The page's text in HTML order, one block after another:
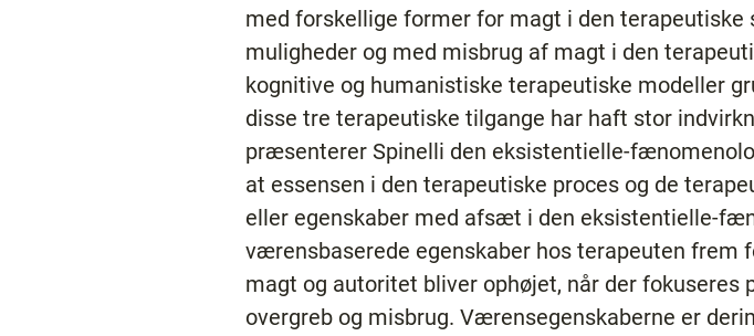
med forskellige former for magt i den
muligheder og med misbrug af magt i den
kognitive og humanistiske terapeutiske modeller
disse tre terapeutiske tilgange har haft stor
præsenterer Spinelli den eksistentielle-
at essensen i den terapeutiske proces og de
eller egenskaber med afsæt i den eksistentielle-
værensbaserede egenskaber hos terapeuten frem
magt og autoritet bliver ophøjet, når der
overgreb og misbrug. Værensegenskaberne er